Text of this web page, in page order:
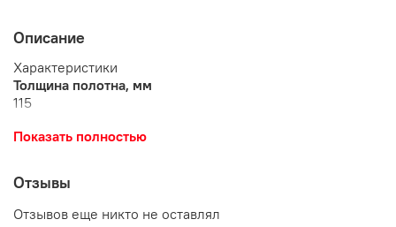
Описание
Характеристики
Толщина полотна, мм
115
Толщина стали, мм
Терморазрыв
Показать полностью
Отзывы
Отзывов еще никто не оставлял